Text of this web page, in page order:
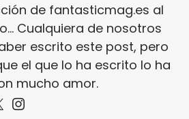
de fantasticmag.es al
Cualquiera de nosotros
escrito este post, pero
el que lo ha escrito lo ha
mucho amor.